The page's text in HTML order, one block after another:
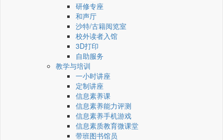
研修专座
和声厅
沙特/古籍阅览室
校外读者入馆
3D打印
自助服务
教学与培训
一小时讲座
定制讲座
信息素养课
信息素养能力评测
信息素养手机游戏
信息素质教育微课堂
带班图书馆员